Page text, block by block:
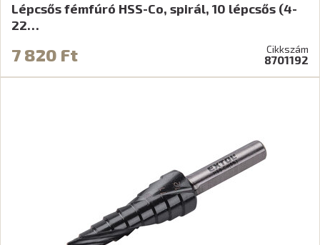
Lépcsős fémfúró HSS-Co, spirál, 10 lépcsős (4-
22…
7 820 Ft Cikkszám
8701192